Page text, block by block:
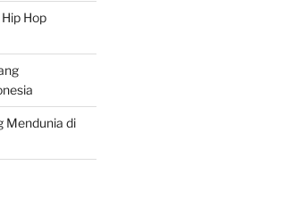
Hop
Mendunia di